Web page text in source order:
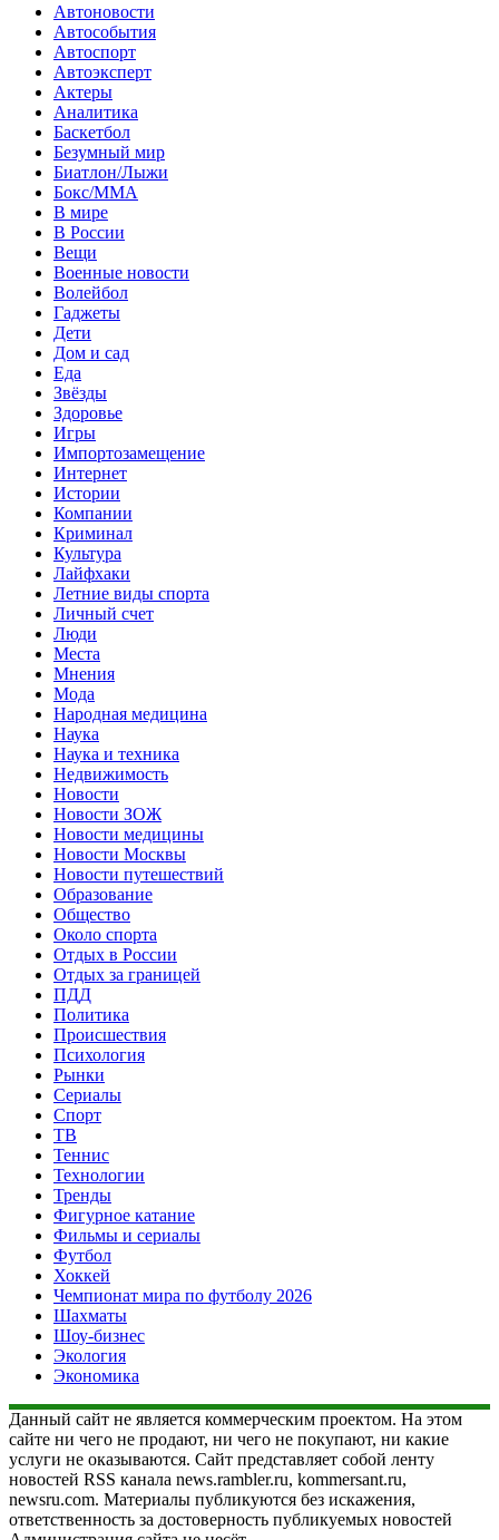
Автоновости
Автособытия
Автоспорт
Автоэксперт
Актеры
Аналитика
Баскетбол
Безумный мир
Биатлон/Лыжи
Бокс/MMA
В мире
В России
Вещи
Военные новости
Волейбол
Гаджеты
Дети
Дом и сад
Еда
Звёзды
Здоровье
Игры
Импортозамещение
Интернет
Истории
Компании
Криминал
Культура
Лайфхаки
Летние виды спорта
Личный счет
Люди
Места
Мнения
Мода
Народная медицина
Наука
Наука и техника
Недвижимость
Новости
Новости ЗОЖ
Новости медицины
Новости Москвы
Новости путешествий
Образование
Общество
Около спорта
Отдых в России
Отдых за границей
ПДД
Политика
Происшествия
Психология
Рынки
Сериалы
Спорт
ТВ
Теннис
Технологии
Тренды
Фигурное катание
Фильмы и сериалы
Футбол
Хоккей
Чемпионат мира по футболу 2026
Шахматы
Шоу-бизнес
Экология
Экономика
Данный сайт не является коммерческим проектом. На этом
сайте ни чего не продают, ни чего не покупают, ни какие
услуги не оказываются. Сайт представляет собой ленту
новостей RSS канала news.rambler.ru, kommersant.ru,
newsru.com. Материалы публикуются без искажения,
ответственность за достоверность публикуемых новостей